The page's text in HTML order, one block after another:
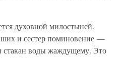
духовной милостыней.
и сестер поминовение —
стакан воды жаждущему. Это